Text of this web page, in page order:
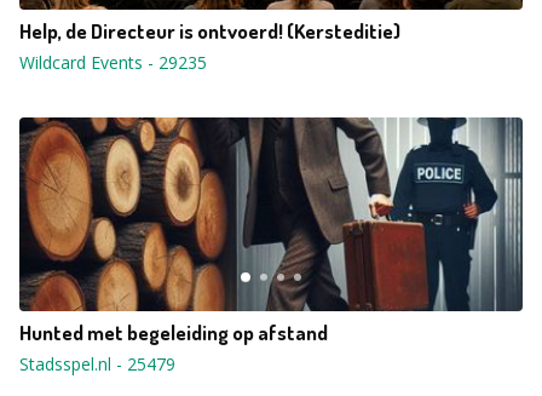
Help, de Directeur is ontvoerd! (Kersteditie)
Wildcard Events - 29235
Hunted met begeleiding op afstand
Stadsspel.nl - 25479